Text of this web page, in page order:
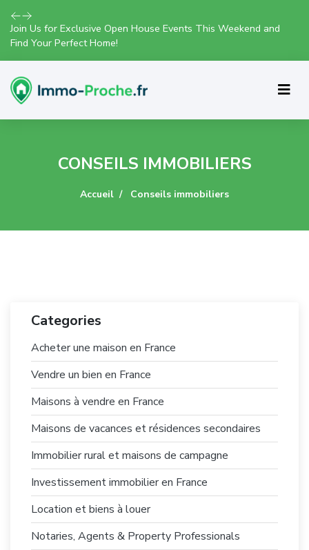
Join Us for Exclusive Open House Events This Weekend and
Find Your Perfect Home!
CONSEILS IMMOBILIERS
Accueil Conseils immobiliers
Categories
Acheter une maison en France
Vendre un bien en France
Maisons à vendre en France
Maisons de vacances et résidences secondaires
Immobilier rural et maisons de campagne
Investissement immobilier en France
Location et biens à louer
Notaries, Agents & Property Professionals